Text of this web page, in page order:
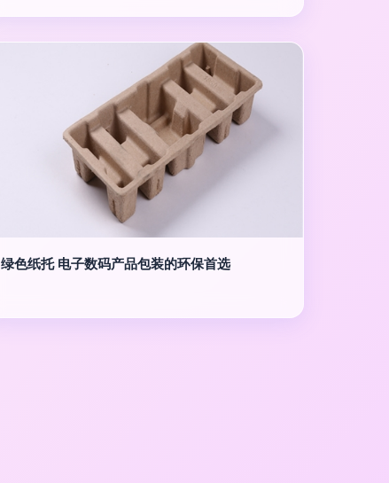
绿色纸托 电子数码产品包装的环保首选